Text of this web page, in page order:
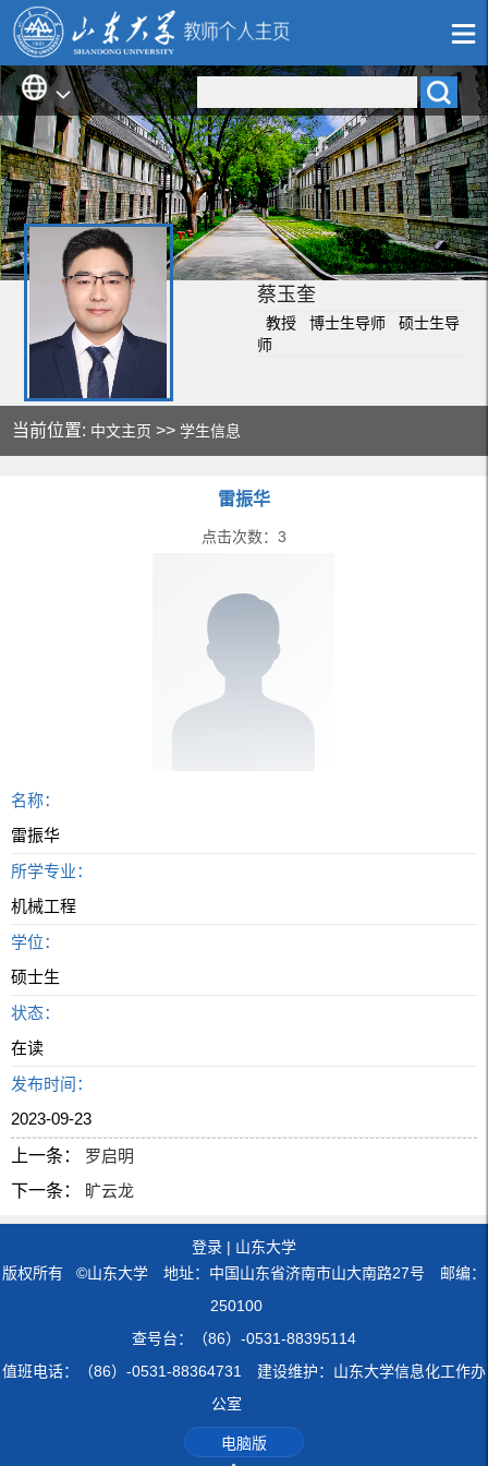
蔡玉奎
教授 博士生导师 硕士生导
师
当前位置: 中文主页 >>学生信息
雷振华
点击次数： 3
名称：
雷振华
所学专业：
机械工程
学位：
硕士生
状态：
在读
发布时间：
2023-09-23
上一条：
罗启明
下一条：
旷云龙
登录 | 山东大学
版权所有 ©山东大学 地址：中国山东省济南市山大南路27号 邮编：
250100
查号台：（86）-0531-88395114
值班电话：（86）-0531-88364731 建设维护：山东大学信息化工作办
公室
电脑版